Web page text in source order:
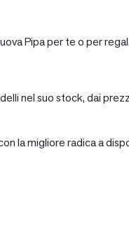
Pipa per te o per
nel suo stock, dai
la migliore radica a